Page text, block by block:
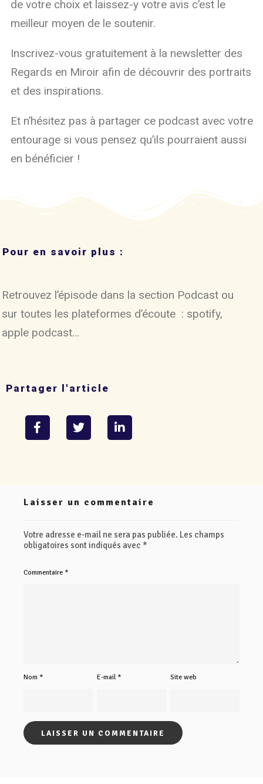
de votre choix et laissez-y votre avis c’est le
meilleur moyen de le soutenir.
Inscrivez-vous gratuitement à la newsletter des
Regards en Miroir afin de découvrir des portraits
et des inspirations.
Et n’hésitez pas à partager ce podcast avec votre
entourage si vous pensez qu’ils pourraient aussi
en bénéficier !
Pour en savoir plus :
Retrouvez l’épisode dans la section Podcast ou
sur toutes les plateformes d’écoute : spotify,
apple podcast…
Partager l'article
Laisser un commentaire
Votre adresse e-mail ne sera pas publiée. Les champs
obligatoires sont indiqués avec *
Commentaire *
Nom * E-mail * Site web